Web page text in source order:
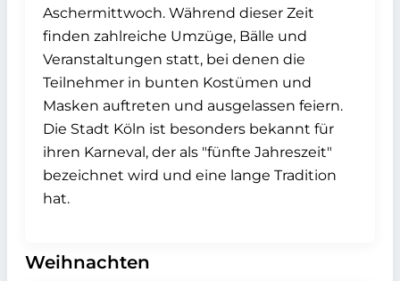
Aschermittwoch. Während dieser Zeit
finden zahlreiche Umzüge, Bälle und
Veranstaltungen statt, bei denen die
Teilnehmer in bunten Kostümen und
Masken auftreten und ausgelassen feiern.
Die Stadt Köln ist besonders bekannt für
ihren Karneval, der als "fünfte Jahreszeit"
bezeichnet wird und eine lange Tradition
hat.
Weihnachten